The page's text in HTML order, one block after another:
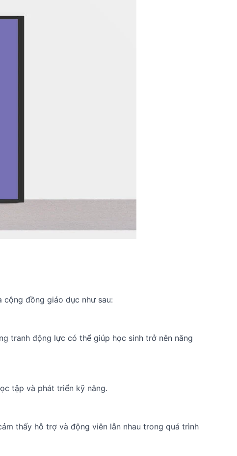
đồng giáo dục như sau:
tranh động lực có thể giúp học sinh trở nên năng
tập và phát triển kỹ năng.
thấy hỗ trợ và động viên lẫn nhau trong quá trình